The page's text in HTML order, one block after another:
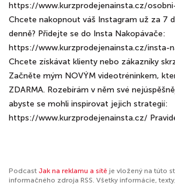
https://www.kurzprodejenainsta.cz/
Chcete nakopnout váš Instagram už za 7
denně? Přidejte se do Insta Nakopávače:
https://www.kurzprodejenainsta.cz/insta-
Chcete získávat klienty nebo zákazníky
Začněte mým NOVÝM videotréninkem,
ZDARMA. Rozebírám v něm své
abyste se mohli inspirovat jejich strategií:
https://www.kurzprodejenainsta.cz/
Podcast Jak na reklamu a sítě je vložený na túto
informačného zdroja RSS. Všetky informácie,